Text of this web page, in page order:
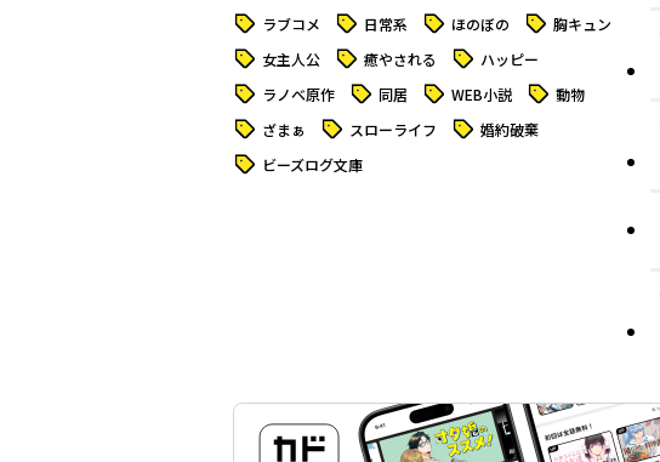
タグ ラブコメ タグ 日常系 タグ ほのぼの タグ 胸キュン
タグ 女主人公 タグ 癒やされる タグ ハッピー
タグ ラノベ原作 タグ 同居 タグ WEB小説 タグ 動物
タグ ざまぁ タグ スローライフ タグ 婚約破棄
タグ ビーズログ文庫